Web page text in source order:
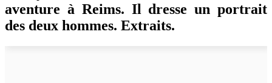
aventure à Reims. Il dresse un portrait
des deux hommes. Extraits.